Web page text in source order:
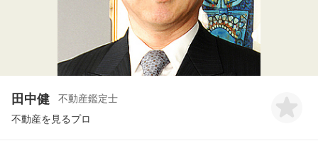
田中健
不動産鑑定士
不動産を見るプロ